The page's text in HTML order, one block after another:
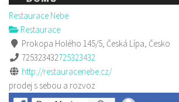
Restaurace Nebe
Restaurace
Prokopa Holého 145/5, Česká Lípa, Česko
725323432725323432
http://restauracenebe.cz/
prodej s sebou a rozvoz